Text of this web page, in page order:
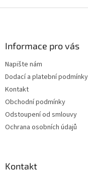
Informace pro vás
Napište nám
Dodací a platební podmínky
Kontakt
Obchodní podmínky
Odstoupení od smlouvy
Ochrana osobních údajů
Kontakt